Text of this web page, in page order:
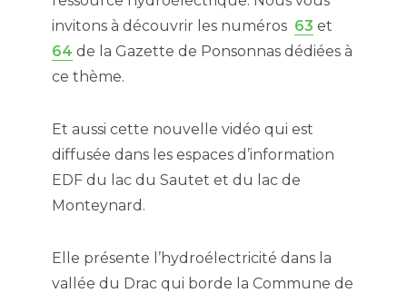
invitons à découvrir les numéros 63 et
64 de la Gazette de Ponsonnas dédiées à
ce thème.
Et aussi cette nouvelle vidéo qui est
diffusée dans les espaces d’information
EDF du lac du Sautet et du lac de
Monteynard.
Elle présente l’hydroélectricité dans la
vallée du Drac qui borde la Commune de